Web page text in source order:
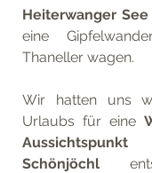
Heiterwanger See
eine
Thaneller wagen.
Wir hatten uns
Urlaubs für eine
Schönjöchl